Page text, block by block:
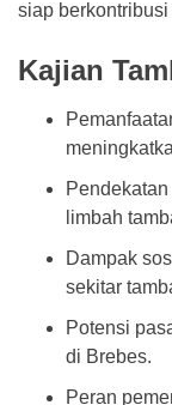
siap
Kajian
limbah
Dampak
sekitar
Potensi
di Brebes.
Peran